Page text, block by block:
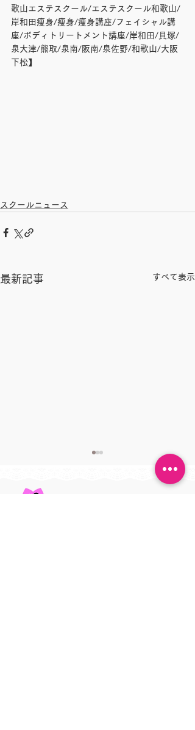
歌山エステスクール/エステスクール和歌山/
岸和田瘦身/瘦身/痩身講座/フェイシャル講
座/ボディトリートメント講座/岸和田/貝塚/
泉大津/熊取/泉南/阪南/泉佐野/和歌山/大阪
下松】
スクールニュース
最新記事 すべて表示